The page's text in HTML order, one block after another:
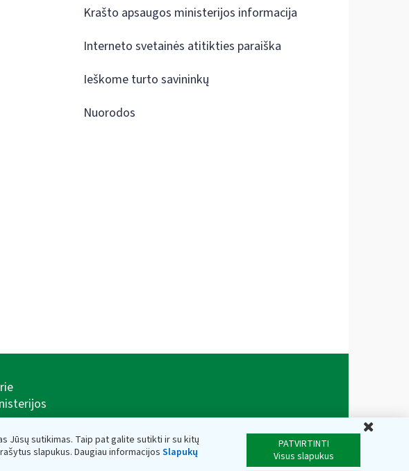
Jūsų sutikimas. Taip pat galite sutikti ir su kitų
slapukus. Daugiau informacijos Slapukų
PATVIRTINTI
Visus slapukus
Krašto apsaugos ministerijos informacija
Interneto svetainės atitikties paraiška
Ieškome turto savininkų
Nuorodos
Lietuva,